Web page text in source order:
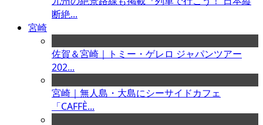
断絶...
宮崎
佐賀＆宮崎｜トミー・ゲレロ ジャパンツアー
202...
宮崎｜無人島・大島にシーサイドカフェ
「CAFFÈ...